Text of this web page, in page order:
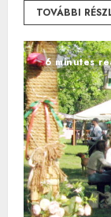
TOVÁBBI
6 minutes